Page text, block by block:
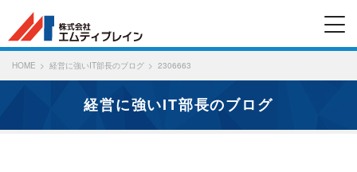
HOME 経営に強いIT部長のブログ 2306663
経営に強いIT部長のブログ